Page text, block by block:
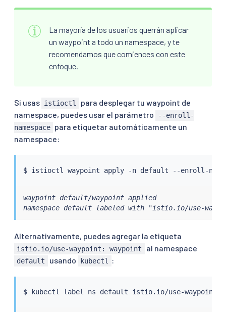
La mayoría de los usuarios querrán aplicar
un waypoint a todo un namespace, y te
recomendamos que comiences con este
enfoque.
Si usas istioctl
para desplegar tu waypoint de
namespace, puedes usar el parámetro
--enroll-
namespace para etiquetar automáticamente un
namespace:
$ istioctl
waypoint default/waypoint applied
namespace default labeled with "istio.io/use-
Alternativamente, puedes agregar la etiqueta
istio.io/use-waypoint: waypoint al namespace
default usando kubectl :
$ kubectl label ns default istio.io/use-waypoint